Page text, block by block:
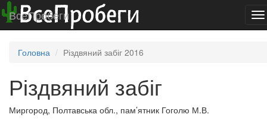
ВсеПробеги
Головна Різдвяний забіг 2016
Різдвяний забіг
Миргород, Полтавська обл., пам’ятник Гоголю М.В.